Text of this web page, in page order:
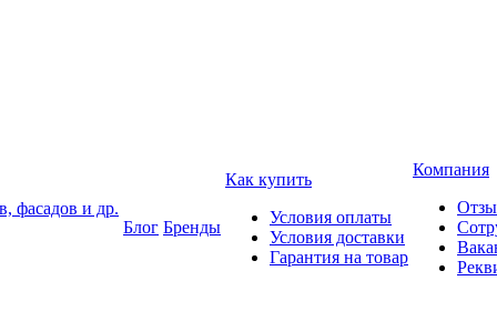
фасадов и др.
Блог Бренды
Как купить
Условия оплаты
Условия доставки
Гарантия на товар
Компания